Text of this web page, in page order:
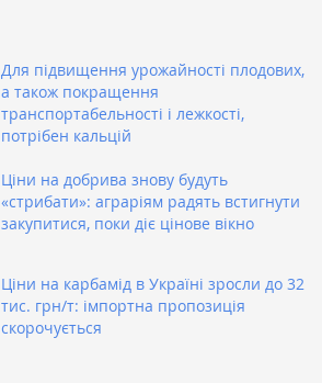
Для підвищення урожайності плодових,
а також покращення
транспортабельності і лежкості,
потрібен кальцій
Ціни на добрива знову будуть
«стрибати»: аграріям радять встигнути
закупитися, поки діє цінове вікно
Ціни на карбамід в Україні зросли до 32
тис. грн/т: імпортна пропозиція
скорочується